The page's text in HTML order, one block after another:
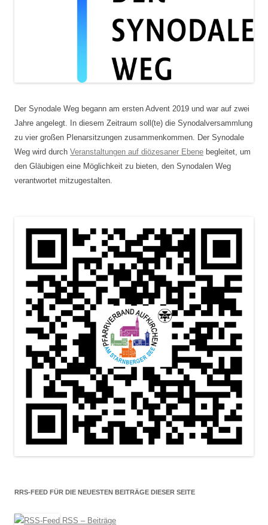
Der Synodale Weg begann am ersten Advent 2019 und war auf zwei
Jahre angelegt. In diesem Zeitraum soll(te) die Synodalversammlung
zu vier großen Plenarsitzungen zusammenkommen. Der Synodale
Weg wird durch Veranstaltungen auf diözesaner Ebene begleitet, um
den Gläubigen eine Möglichkeit zu bieten, den Synodalen Weg
verantwortet mitzugestalten.
RRS-FEED FÜR DIE NEUESTEN BEITRÄGE DIESER SEITE
RSS – Beiträge